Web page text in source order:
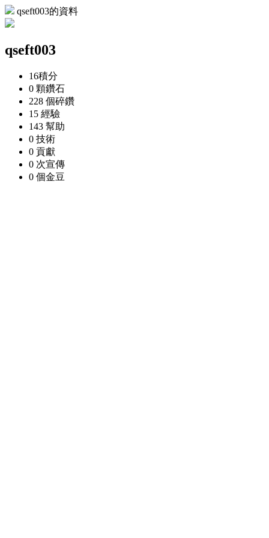
qseft003的資料
qseft003
16積分
0 顆鑽石
228 個碎鑽
15 經驗
143 幫助
0 技術
0 貢獻
0 次宣傳
0 個金豆